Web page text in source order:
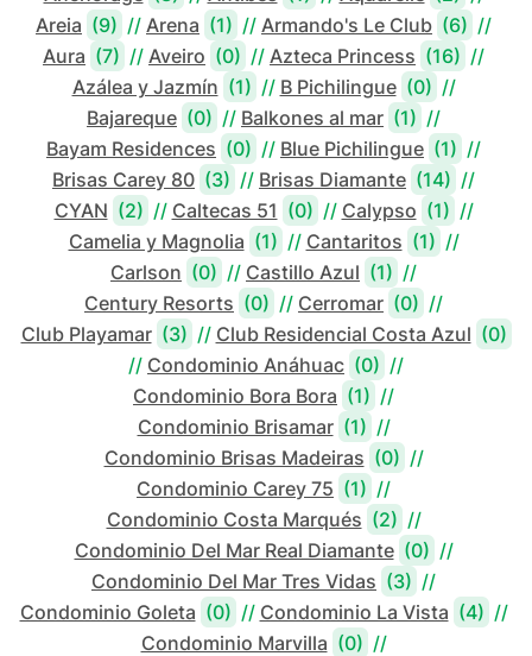
Areia (9) // Arena (1) // Armando's Le Club (6) //
Aura (7) // Aveiro (0) // Azteca Princess (16) //
Azálea y Jazmín (1) // B Pichilingue (0) //
Bajareque (0) // Balkones al mar (1) //
Bayam Residences (0) // Blue Pichilingue (1) //
Brisas Carey 80 (3) // Brisas Diamante (14) //
CYAN (2) // Caltecas 51 (0) // Calypso (1) //
Camelia y Magnolia (1) // Cantaritos (1) //
Carlson (0) // Castillo Azul (1) //
Century Resorts (0) // Cerromar (0) //
Club Playamar (3) // Club Residencial Costa Azul (0)
// Condominio Anáhuac (0) //
Condominio Bora Bora (1) //
Condominio Brisamar (1) //
Condominio Brisas Madeiras (0) //
Condominio Carey 75 (1) //
Condominio Costa Marqués (2) //
Condominio Del Mar Real Diamante (0) //
Condominio Del Mar Tres Vidas (3) //
Condominio Goleta (0) // Condominio La Vista (4) //
Condominio Marvilla (0) //